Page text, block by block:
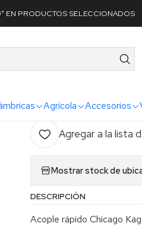
Agrícola Accesorios
EN PRODUCTOS SELECCIONADOS
y Acoples Acople rápido
Acople
Cantidad
Agregar a la lista
Mostrar stock de
DESCRIPCIÓN
Acople rápido Chicago